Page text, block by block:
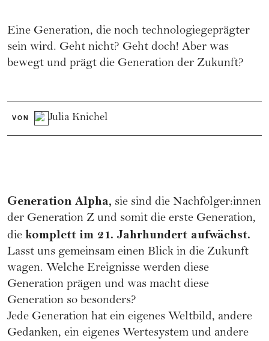
Eine Generation, die noch technologiegeprägter
sein wird. Geht nicht? Geht doch! Aber was
bewegt und prägt die Generation der Zukunft?
VON Julia Knichel
Generation Alpha, sie sind die Nachfolger:innen
der Generation Z und somit die erste Generation,
die komplett im 21. Jahrhundert aufwächst.
Lasst uns gemeinsam einen Blick in die Zukunft
wagen. Welche Ereignisse werden diese
Generation prägen und was macht diese
Generation so besonders?
Jede Generation hat ein eigenes Weltbild, andere
Gedanken, ein eigenes Wertesystem und andere